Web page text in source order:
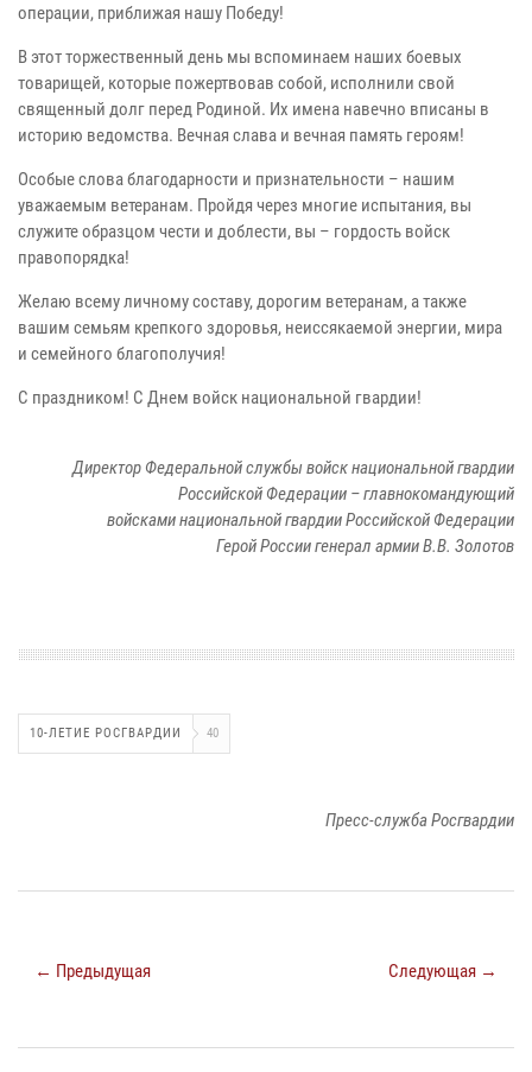
операции, приближая нашу Победу!
В этот торжественный день мы вспоминаем наших боевых
товарищей, которые пожертвовав собой, исполнили свой
священный долг перед Родиной. Их имена навечно вписаны в
историю ведомства. Вечная слава и вечная память героям!
Особые слова благодарности и признательности – нашим
уважаемым ветеранам. Пройдя через многие испытания, вы
служите образцом чести и доблести, вы – гордость войск
правопорядка!
Желаю всему личному составу, дорогим ветеранам, а также
вашим семьям крепкого здоровья, неиссякаемой энергии, мира
и семейного благополучия!
С праздником! С Днем войск национальной гвардии!
Директор Федеральной службы войск национальной гвардии
Российской Федерации – главнокомандующий
войсками национальной гвардии Российской Федерации
Герой России генерал армии В.В. Золотов
10-ЛЕТИЕ РОСГВАРДИИ 40
Пресс-служба Росгвардии
← Предыдущая Следующая →